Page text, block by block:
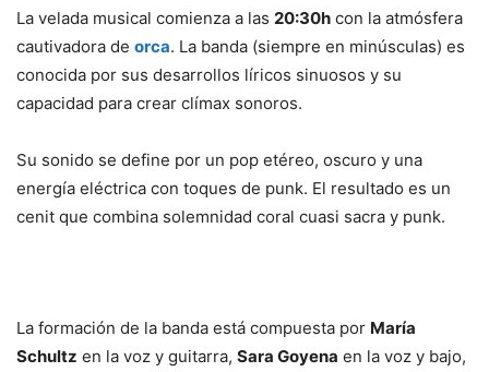
La velada musical comienza a las 20:30h con la atmósfera
cautivadora de orca. La banda (siempre en minúsculas) es
conocida por sus desarrollos líricos sinuosos y su
capacidad para crear clímax sonoros.
Su sonido se define por un pop etéreo, oscuro y una
energía eléctrica con toques de punk. El resultado es un
cenit que combina solemnidad coral cuasi sacra y punk.
La formación de la banda está compuesta por María
Schultz en la voz y guitarra, Sara Goyena en la voz y bajo,